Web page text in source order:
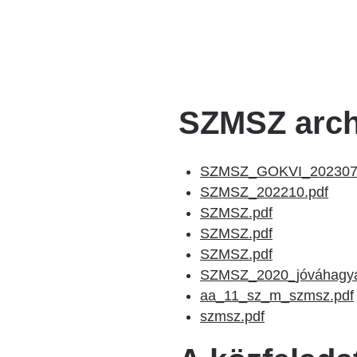
SZMSZ
SZMSZ_202210.pdf
SZMSZ.pdf
SZMSZ.pdf
SZMSZ.pdf
aa_11_sz_m_szmsz.pdf
szmsz.pdf